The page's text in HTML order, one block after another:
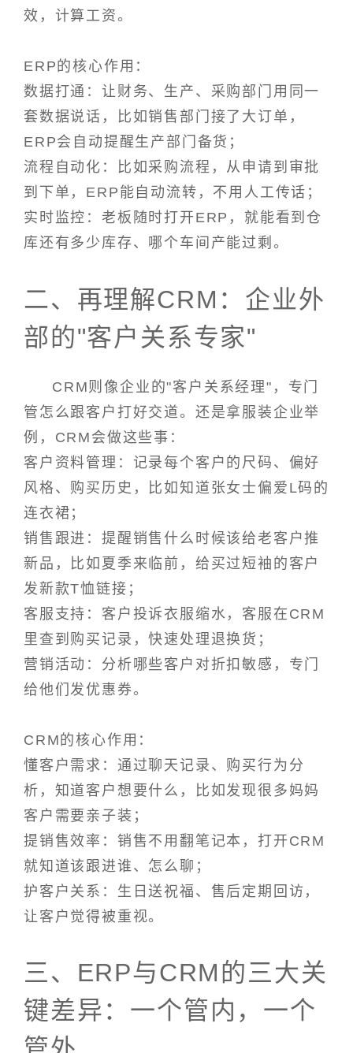
效，计算工资。
ERP的核心作用：
数据打通：让财务、生产、采购部门用同一
套数据说话，比如销售部门接了大订单，
ERP会自动提醒生产部门备货；
流程自动化：比如采购流程，从申请到审批
到下单，ERP能自动流转，不用人工传话；
实时监控：老板随时打开ERP，就能看到仓
库还有多少库存、哪个车间产能过剩。
二、再理解CRM：企业外
部的"客户关系专家"
CRM则像企业的"客户关系经理"，专门
管怎么跟客户打好交道。还是拿服装企业举
例，CRM会做这些事：
客户资料管理：记录每个客户的尺码、偏好
风格、购买历史，比如知道张女士偏爱L码的
连衣裙；
销售跟进：提醒销售什么时候该给老客户推
新品，比如夏季来临前，给买过短袖的客户
发新款T恤链接；
客服支持：客户投诉衣服缩水，客服在CRM
里查到购买记录，快速处理退换货；
营销活动：分析哪些客户对折扣敏感，专门
给他们发优惠券。
CRM的核心作用：
懂客户需求：通过聊天记录、购买行为分
析，知道客户想要什么，比如发现很多妈妈
客户需要亲子装；
提销售效率：销售不用翻笔记本，打开CRM
就知道该跟进谁、怎么聊；
护客户关系：生日送祝福、售后定期回访，
让客户觉得被重视。
三、ERP与CRM的三大关
键差异：一个管内，一个